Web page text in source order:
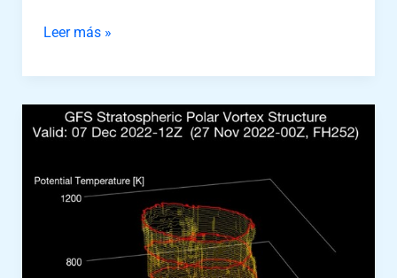
Leer más »
ANÁLISIS
DEL
METEOROLÓGICO